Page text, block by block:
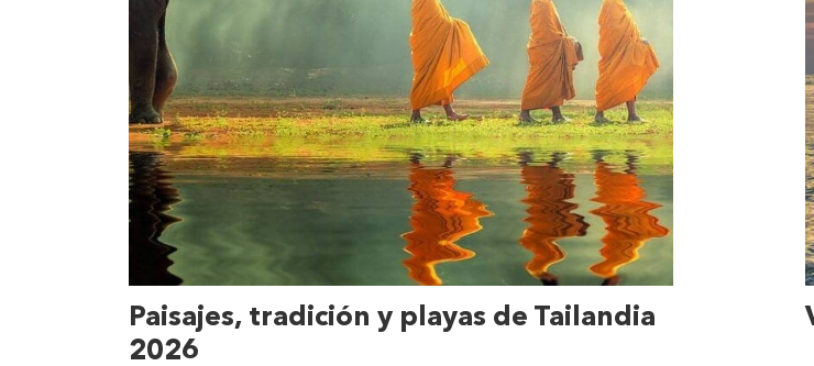
Paisajes, tradición y playas de Tailandia
2026